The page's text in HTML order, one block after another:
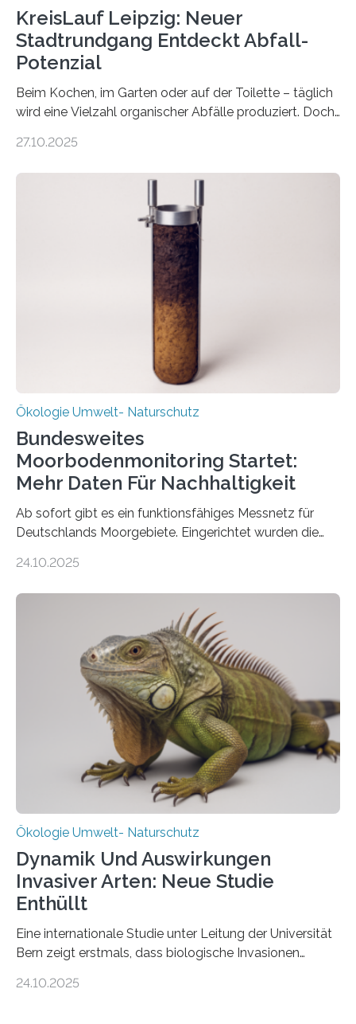
KreisLauf Leipzig: Neuer
Stadtrundgang Entdeckt Abfall-
Potenzial
Beim Kochen, im Garten oder auf der Toilette – täglich
wird eine Vielzahl organischer Abfälle produziert. Doch
Potenzial nur dann entfalten können, wenn sie in
Veränderung der Wirtschaft wichtig ist, zeigt der vom
Deutschen Biomasseforschungszentrum und der
Stadtreinigung Leipzig konzipierte und am 24. Oktober
2025 offiziell eingeweihte Stadtrundgang „KreisLauf“. Er
ist ab sofort im Leipziger Stadtgebiet…
27.10.2025
Ökologie Umwelt- Naturschutz
Bundesweites
Moorbodenmonitoring Startet:
Mehr Daten Für Nachhaltigkeit
Ab sofort gibt es ein funktionsfähiges Messnetz für
Deutschlands Moorgebiete. Eingerichtet wurden die
vergangenen fünf Jahren von Wissenschaftlerinnen
heutigen Donnerstag übergeben sie ihren Bericht zur
Aufbauphase an den Auftraggeber, das
Bundesministerium für Landwirtschaft, Ernährung und
Heimat. Braunschweig/Eberswalde (23. Oktober 2025).
Ein Netz aus 155 Messstationen spannt sich neuerdings
über Deutschlands Moorböden. Eingerichtet wurden sie
in den vergangenen fünf Jahren von
Wissenschaftlerinnen und Wissenschaftlern des
Thünen-Instituts für Agrarklimaschutz…
24.10.2025
Ökologie Umwelt- Naturschutz
Dynamik Und Auswirkungen
Invasiver Arten: Neue Studie
Enthüllt
Eine internationale Studie unter Leitung der Universität
Bern zeigt erstmals, dass biologische Invasionen
Einige Auswirkungen, insbesondere der durch invasive
24.10.2025